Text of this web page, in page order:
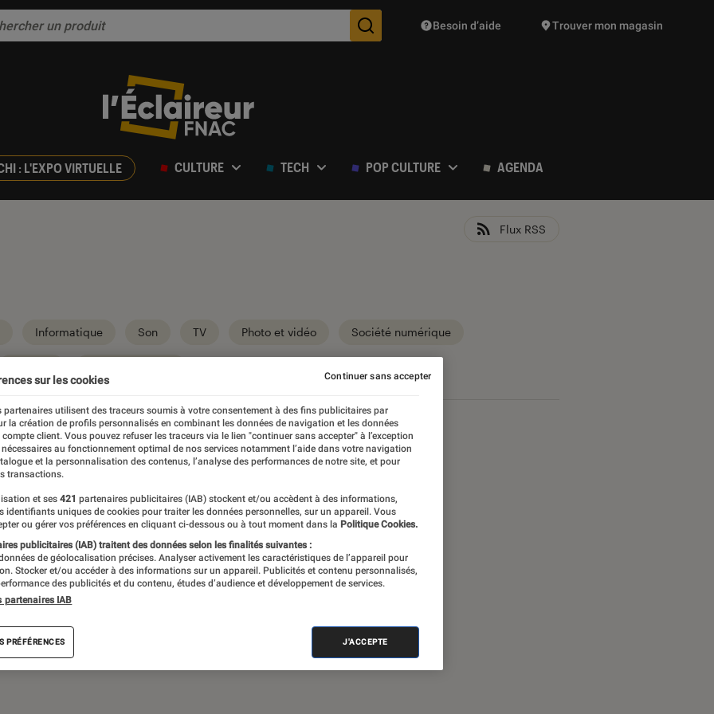
Des suggestions de produits vont vous être proposées
Besoin d’aide Trouver mon magasin
: L'EXPO VIRTUELLE CULTURE TECH POP CULTURE AGENDA
Flux RSS
Informatique Son TV Photo et vidéo Société numérique
audio, objets connectés… l’Éclaireur
l’actualité Tech décryptée, de nombreux
des tests de produits, réalisés par le
sur les cookies
partenaires utilisent des traceurs soumis à votre consentement à des fins publicitaires par
la création de profils personnalisés en combinant les données de navigation et les données
compte client. Vous pouvez refuser les traceurs via le lien "continuer sans accepter" à l’exception
au fonctionnement optimal de nos services notamment l’aide dans votre navigation
et la personnalisation des contenus, l’analyse des performances de notre site, et pour
transactions.
et ses 421 partenaires publicitaires (IAB) stockent et/ou accèdent à des informations,
identifiants uniques de cookies pour traiter les données personnelles, sur un appareil. Vous
ou gérer vos préférences en cliquant ci-dessous ou à tout moment dans la Politique Cookies.
publicitaires (IAB) traitent des données selon les finalités suivantes :
de géolocalisation précises. Analyser activement les caractéristiques de l’appareil pour
Stocker et/ou accéder à des informations sur un appareil. Publicités et contenu personnalisés,
des publicités et du contenu, études d’audience et développement de services.
partenaires IAB
PRÉFÉRENCES J'ACCEPTE
Continuer sans accepter